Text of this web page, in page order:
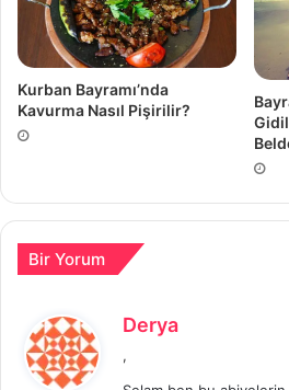
Kurban Bayramı’nda
Kavurma Nasıl Pişirilir?
Bir Yorum
Derya
,